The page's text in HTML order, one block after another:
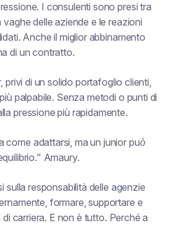
I consulenti sono presi tra
delle aziende e le reazioni
Anche il miglior abbinamento
di un contratto.
privi di un solido portafoglio clienti,
palpabile. Senza metodi o punti di
pressione più rapidamente.
come adattarsi, ma un junior può
Amaury.
sulla responsabilità delle agenzie
formare, supportare e
carriera. E non è tutto. Perché a